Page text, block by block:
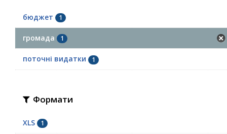
бюджет 1
громада 1
поточні видатки 1
Формати
XLS 1